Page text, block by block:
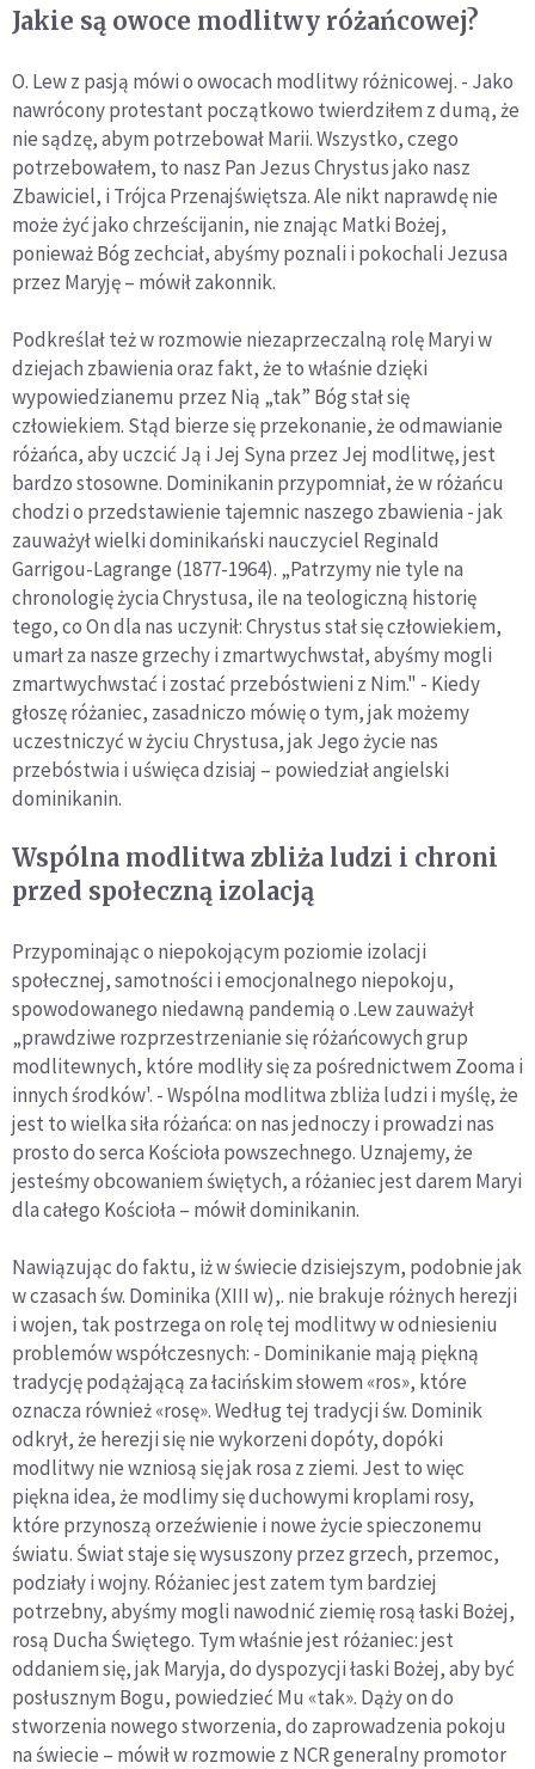
Jakie są owoce modlitwy różańcowej?
O. Lew z pasją mówi o owocach modlitwy różnicowej. - Jako
nawrócony protestant początkowo twierdziłem z dumą, że
nie sądzę, abym potrzebował Marii. Wszystko, czego
potrzebowałem, to nasz Pan Jezus Chrystus jako nasz
Zbawiciel, i Trójca Przenajświętsza. Ale nikt naprawdę nie
może żyć jako chrześcijanin, nie znając Matki Bożej,
ponieważ Bóg zechciał, abyśmy poznali i pokochali Jezusa
przez Maryję – mówił zakonnik.
Podkreślał też w rozmowie niezaprzeczalną rolę Maryi w
dziejach zbawienia oraz fakt, że to właśnie dzięki
wypowiedzianemu przez Nią „tak” Bóg stał się
człowiekiem. Stąd bierze się przekonanie, że odmawianie
różańca, aby uczcić Ją i Jej Syna przez Jej modlitwę, jest
bardzo stosowne. Dominikanin przypomniał, że w różańcu
chodzi o przedstawienie tajemnic naszego zbawienia - jak
zauważył wielki dominikański nauczyciel Reginald
Garrigou-Lagrange (1877-1964). „Patrzymy nie tyle na
chronologię życia Chrystusa, ile na teologiczną historię
tego, co On dla nas uczynił: Chrystus stał się człowiekiem,
umarł za nasze grzechy i zmartwychwstał, abyśmy mogli
zmartwychwstać i zostać przebóstwieni z Nim." - Kiedy
głoszę różaniec, zasadniczo mówię o tym, jak możemy
uczestniczyć w życiu Chrystusa, jak Jego życie nas
przebóstwia i uświęca dzisiaj – powiedział angielski
dominikanin.
Wspólna modlitwa zbliża ludzi i chroni
przed społeczną izolacją
Przypominając o niepokojącym poziomie izolacji
społecznej, samotności i emocjonalnego niepokoju,
spowodowanego niedawną pandemią o .Lew zauważył
„prawdziwe rozprzestrzenianie się różańcowych grup
modlitewnych, które modliły się za pośrednictwem Zooma i
innych środków'. - Wspólna modlitwa zbliża ludzi i myślę, że
jest to wielka siła różańca: on nas jednoczy i prowadzi nas
prosto do serca Kościoła powszechnego. Uznajemy, że
jesteśmy obcowaniem świętych, a różaniec jest darem Maryi
dla całego Kościoła – mówił dominikanin.
Nawiązując do faktu, iż w świecie dzisiejszym, podobnie jak
w czasach św. Dominika (XIII w),. nie brakuje różnych herezji
i wojen, tak postrzega on rolę tej modlitwy w odniesieniu
problemów współczesnych: - Dominikanie mają piękną
tradycję podążającą za łacińskim słowem «ros», które
oznacza również «rosę». Według tej tradycji św. Dominik
odkrył, że herezji się nie wykorzeni dopóty, dopóki
modlitwy nie wzniosą się jak rosa z ziemi. Jest to więc
piękna idea, że modlimy się duchowymi kroplami rosy,
które przynoszą orzeźwienie i nowe życie spieczonemu
światu. Świat staje się wysuszony przez grzech, przemoc,
podziały i wojny. Różaniec jest zatem tym bardziej
potrzebny, abyśmy mogli nawodnić ziemię rosą łaski Bożej,
rosą Ducha Świętego. Tym właśnie jest różaniec: jest
oddaniem się, jak Maryja, do dyspozycji łaski Bożej, aby być
posłusznym Bogu, powiedzieć Mu «tak». Dąży on do
stworzenia nowego stworzenia, do zaprowadzenia pokoju
na świecie – mówił w rozmowie z NCR generalny promotor